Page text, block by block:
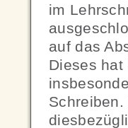
im
auf das
Dieses
Schreiben.